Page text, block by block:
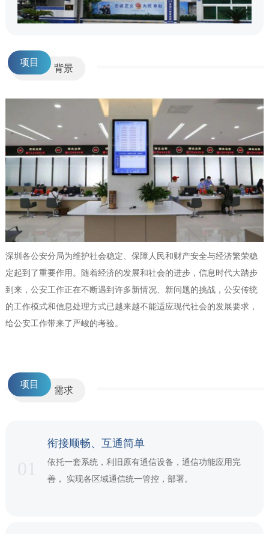
项目
背景
深圳各公安分局为维护社会稳定、保障人民和财产安全与经济繁荣稳
定起到了重要作用。随着经济的发展和社会的进步，信息时代大踏步
到来，公安工作正在不断遇到许多新情况、新问题的挑战，公安传统
的工作模式和信息处理方式已越来越不能适应现代社会的发展要求，
给公安工作带来了严峻的考验。
项目
需求
衔接顺畅、互通简单
依托一套系统，利旧原有通信设备，通信功能应用完
善， 实现各区域通信统一管控，部署。